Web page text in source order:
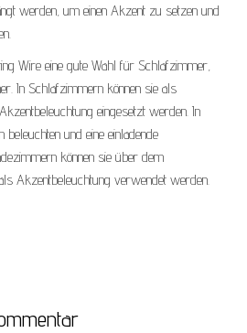
werden, um einen Akzent zu setzen und
Wire eine gute Wahl für Schlafzimmer,
In Schlafzimmern können sie als
eingesetzt werden. In
beleuchten und eine einladende
können sie über dem
Akzentbeleuchtung verwendet werden.